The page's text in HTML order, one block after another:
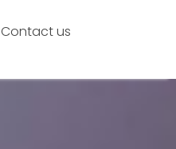
Contact us